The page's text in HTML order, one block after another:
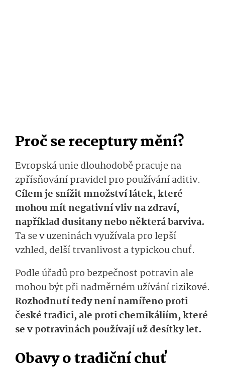
Proč se receptury mění?
Evropská unie dlouhodobě pracuje na
zpřísňování pravidel pro používání aditiv.
Cílem je snížit množství látek, které
mohou mít negativní vliv na zdraví,
například dusitany nebo některá barviva.
Ta se v uzeninách využívala pro lepší
vzhled, delší trvanlivost a typickou chuť.
Podle úřadů pro bezpečnost potravin ale
mohou být při nadměrném užívání rizikové.
Rozhodnutí tedy není namířeno proti
české tradici, ale proti chemikáliím, které
se v potravinách používají už desítky let.
Obavy o tradiční chuť